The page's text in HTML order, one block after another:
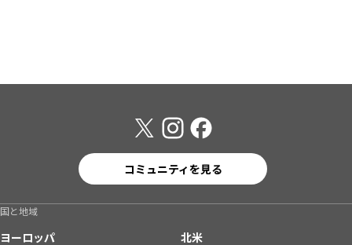
コミュニティを見る
国と地域
ヨーロッパ
北米